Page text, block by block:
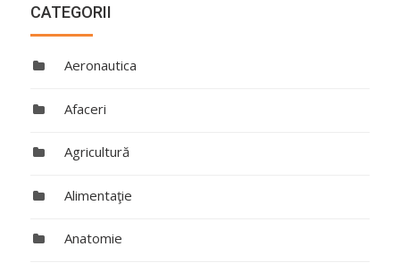
CATEGORII
Aeronautica
Afaceri
Agricultură
Alimentaţie
Anatomie